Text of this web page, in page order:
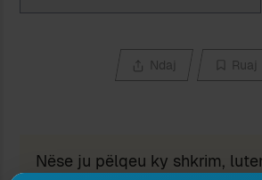
Ndaj Ruaj
Nëse ju pëlqeu ky shkrim,